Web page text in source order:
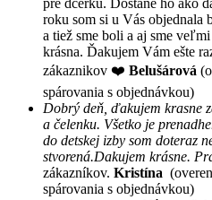
pre dcérku. Dostane ho ako
roku som si u Vás objednala
a tiež sme boli a aj sme
krásna. Ďakujem Vám ešte
zákaznikov ❤️ Belušárová
spárovania s objednávkou)
Dobrý deň, ďakujem krasne
a čelenku. Všetko je
do detskej izby som doteraz
stvorená.Dakujem krásne.
zákazníkov. Kristína
spárovania s objednávkou)